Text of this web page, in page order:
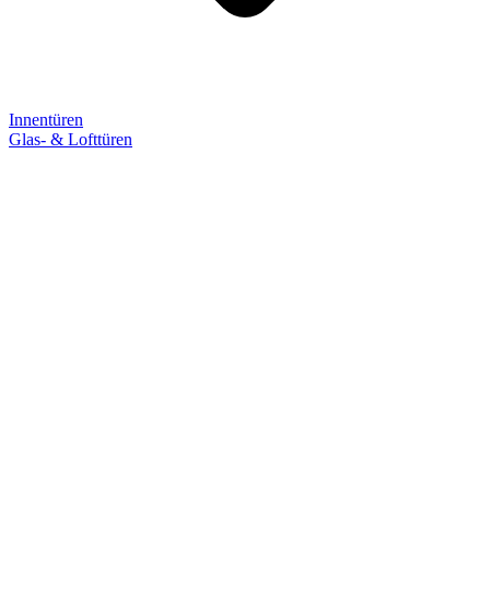
Innentüren
Glas- & Lofttüren